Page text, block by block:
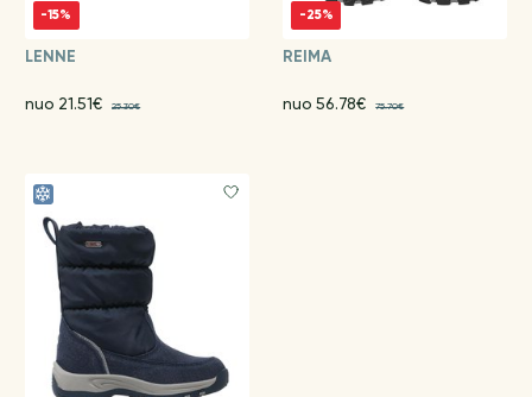
-15%
LENNE
nuo 21.51€ 25.30€
-25%
REIMA
nuo 56.78€ 75.70€